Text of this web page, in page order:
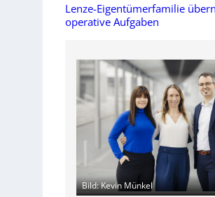
Lenze-Eigentümerfamilie
operative Aufgaben
Bild: Kevin Münkel